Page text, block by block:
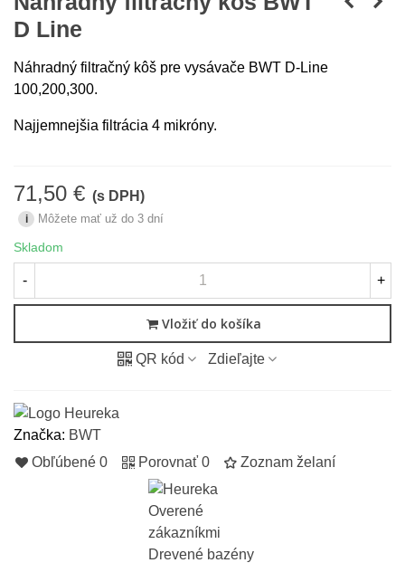
D Line
Náhradný filtračný kôš pre vysávače BWT D-Line
100,200,300.
Najjemnejšia filtrácia 4 mikróny.
71,50 € (s DPH)
i Môžete mať už do 3 dní
Skladom
- +
Vložiť do košíka
QR kód Zdieľajte
Značka: BWT
Obľúbené 0 Porovnať 0 Zoznam želaní